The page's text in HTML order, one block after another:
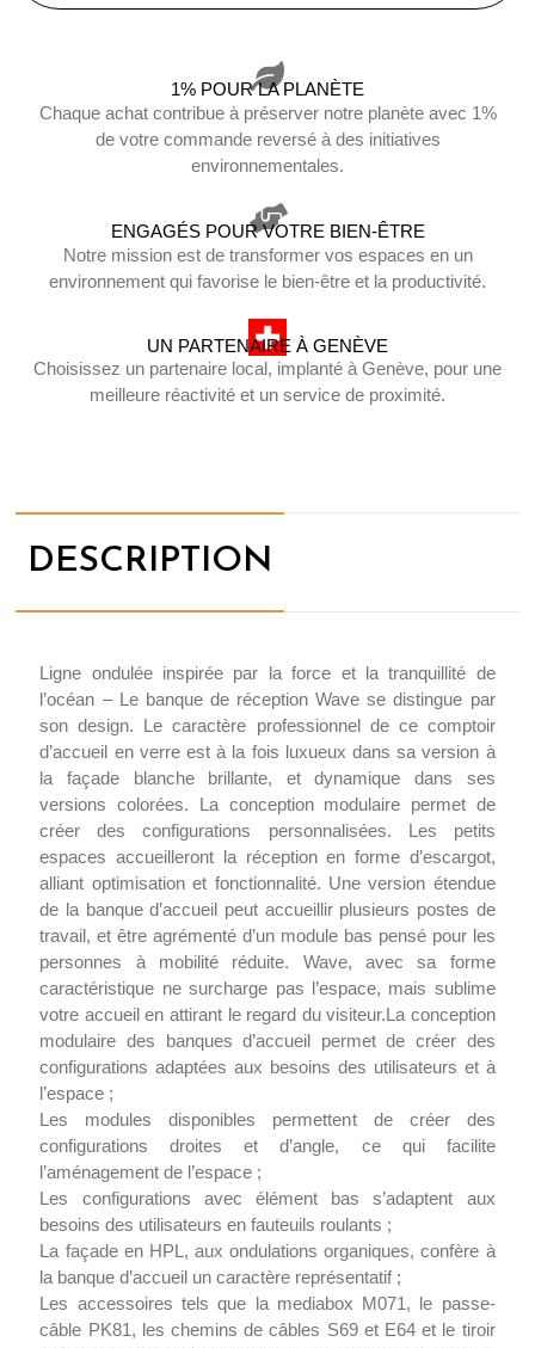
1% POUR LA PLANÈTE
Chaque achat contribue à préserver notre planète avec 1%
de votre commande reversé à des initiatives
environnementales.
ENGAGÉS POUR VOTRE BIEN-ÊTRE
Notre mission est de transformer vos espaces en un
environnement qui favorise le bien-être et la productivité.
UN PARTENAIRE À GENÈVE
Choisissez un partenaire local, implanté à Genève, pour une
meilleure réactivité et un service de proximité.
DESCRIPTION
Ligne ondulée inspirée par la force et la tranquillité de
l’océan – Le banque de réception Wave se distingue par
son design. Le caractère professionnel de ce comptoir
d’accueil en verre est à la fois luxueux dans sa version à
la façade blanche brillante, et dynamique dans ses
versions colorées. La conception modulaire permet de
créer des configurations personnalisées. Les petits
espaces accueilleront la réception en forme d’escargot,
alliant optimisation et fonctionnalité. Une version étendue
de la banque d’accueil peut accueillir plusieurs postes de
travail, et être agrémenté d’un module bas pensé pour les
personnes à mobilité réduite. Wave, avec sa forme
caractéristique ne surcharge pas l’espace, mais sublime
votre accueil en attirant le regard du visiteur.La conception
modulaire des banques d’accueil permet de créer des
configurations adaptées aux besoins des utilisateurs et à
l’espace ;
Les modules disponibles permettent de créer des
configurations droites et d’angle, ce qui facilite
l’aménagement de l’espace ;
Les configurations avec élément bas s’adaptent aux
besoins des utilisateurs en fauteuils roulants ;
La façade en HPL, aux ondulations organiques, confère à
la banque d’accueil un caractère représentatif ;
Les accessoires tels que la mediabox M071, le passe-
câble PK81, les chemins de câbles S69 et E64 et le tiroir